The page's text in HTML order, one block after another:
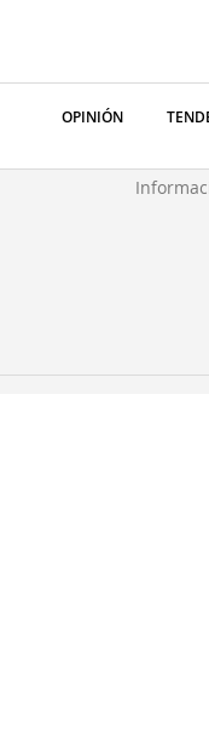
OPINIÓN